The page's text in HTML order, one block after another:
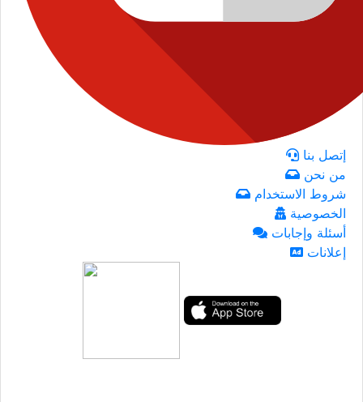
إتصل بنا
من نحن
شروط الاستخدام
الخصوصية
أسئلة وإجابات
إعلانات